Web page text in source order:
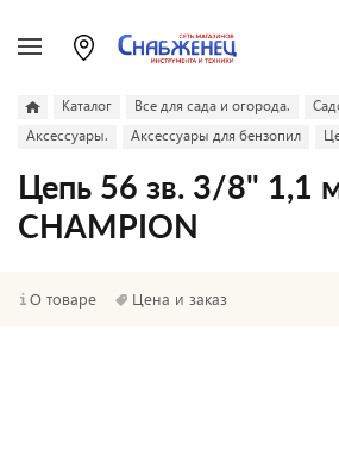
Каталог Все для сада и огорода.
Аксессуары.
Аксессуары для бензопил
Цепь 56 зв. 3/8" 1,1
CHAMPION
О товаре Цена и заказ